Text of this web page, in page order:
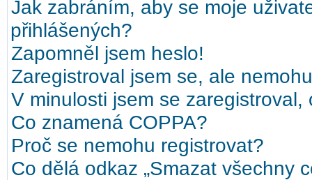
Jak zabráním, aby se moje
přihlášených?
Zapomněl jsem heslo!
Zaregistroval jsem se, ale
V minulosti jsem se
Co znamená COPPA?
Proč se nemohu registrovat?
Co dělá odkaz „Smazat všechny